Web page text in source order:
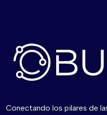
Conectando los pilares de